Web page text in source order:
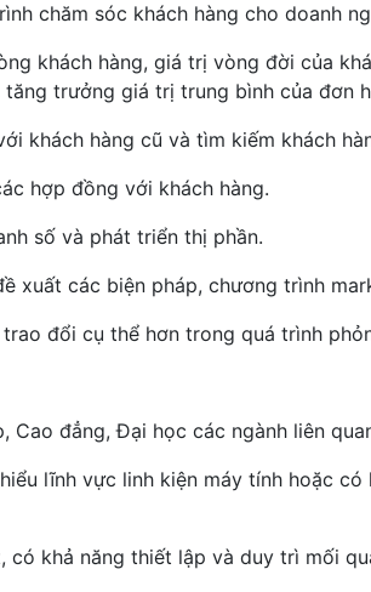
chăm sóc khách hàng cho doanh
khách hàng, giá trị vòng đời của
trưởng giá trị trung bình của đơn
khách hàng cũ và tìm kiếm khách
hợp đồng với khách hàng.
số và phát triển thị phần.
xuất các biện pháp, chương trình
đổi cụ thể hơn trong quá trình
Cao đẳng, Đại học các ngành liên
lĩnh vực linh kiện máy tính hoặc
có khả năng thiết lập và duy trì mối